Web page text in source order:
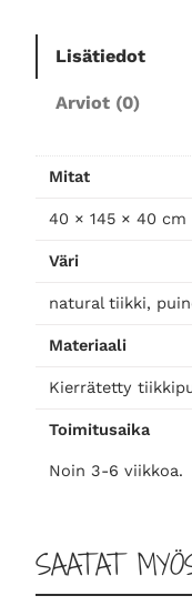
o
Lisätiedot
Arviot (0)
Mitat
40 × 145 × 40
Väri
natural tiikki,
Materiaali
Kierrätetty
Toimitusaika
Noin 3-6 viikkoa.
SAATAT